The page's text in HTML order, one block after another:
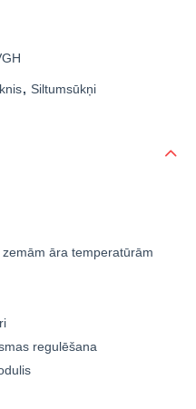
, Siltumsūkņi
āra temperatūrām
regulēšana